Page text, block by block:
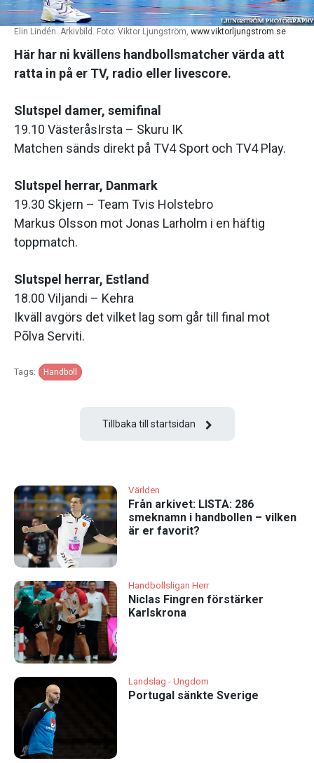
Elin Lindén. Arkivbild. Foto: Viktor Ljungström, www.viktorljungstrom.se
Här har ni kvällens handbollsmatcher värda att
ratta in på er TV, radio eller livescore.
Slutspel damer, semifinal
19.10 VästeråsIrsta – Skuru IK
Matchen sänds direkt på TV4 Sport och TV4 Play.
Slutspel herrar, Danmark
19.30 Skjern – Team Tvis Holstebro
Markus Olsson mot Jonas Larholm i en häftig
toppmatch.
Slutspel herrar, Estland
18.00 Viljandi – Kehra
Ikväll avgörs det vilket lag som går till final mot
Põlva Serviti.
Tags: Handboll
Tillbaka till startsidan
Världen
Från arkivet: LISTA: 286
smeknamn i handbollen – vilken
är er favorit?
Handbollsligan Herr
Niclas Fingren förstärker
Karlskrona
Landslag - Ungdom
Portugal sänkte Sverige